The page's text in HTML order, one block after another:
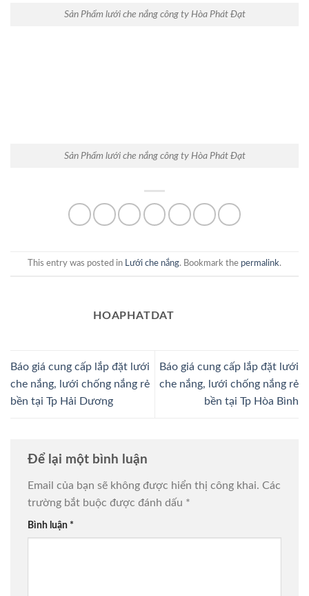
Sản Phẩm lưới che nắng công ty Hòa Phát Đạt
Sản Phẩm lưới che nắng công ty Hòa Phát Đạt
This entry was posted in Lưới che nắng. Bookmark the permalink.
HOAPHATDAT
Báo giá cung cấp lắp đặt lưới
che nắng, lưới chống nắng rẻ
bền tại Tp Hải Dương
Báo giá cung cấp lắp đặt lưới
che nắng, lưới chống nắng rẻ
bền tại Tp Hòa Bình
Để lại một bình luận
Email của bạn sẽ không được hiển thị công khai. Các
trường bắt buộc được đánh dấu *
Bình luận *